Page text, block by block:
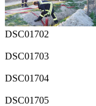
DSC01702
DSC01703
DSC01704
DSC01705